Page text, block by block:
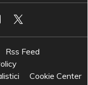
Rss Feed
Cookie Center